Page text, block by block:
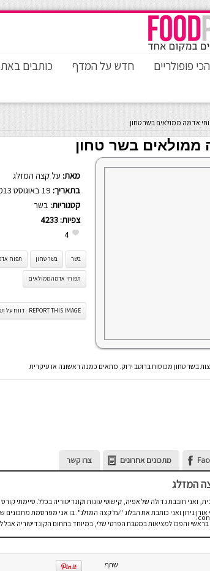
הכי פופולריים חדש על המדף כותבים
אדמה ממולאים בשר טחון
ממולאים בשר טחון
מאת: על קצה המזלג
בתאריך:
קטגוריות: בשר
צפיות: 4233
4
בשר בשר טחון תפוח
תפוחי אדמה ממולאים
REPORT THIS IMAGE - דווח על תמונה זו
בשר טחון מכוסות ברוטב ירוק. מתאים כמנה ראשונה או עיקרית
מתכונים אחרונים צרו קשר
content/uploads/2026/08.
המזלג
ואני חובבת גדולה של אפיה, קישוטי עוגות וקונדיטוריה בכלל. סיימתי
גירון ואני כותבת את הבלוג "על קצה המזלג". בו אני מפרסמת
והפכו למציאות במטבח הפרטי שלי, במיוחד בתחום הקונדיטוריה אבל
שתף